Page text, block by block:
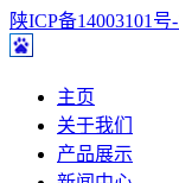
陕ICP备14003101号-
主页
关于我们
产品展示